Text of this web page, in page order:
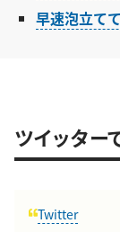
早速泡立て
ツイッター
Twitter